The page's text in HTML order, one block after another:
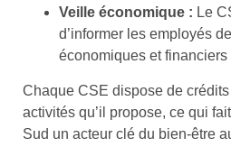
Veille économique : Le
d’informer les employés
économiques et financiers
Chaque CSE dispose de
activités qu’il propose, ce qui
Sud un acteur clé du bien-être